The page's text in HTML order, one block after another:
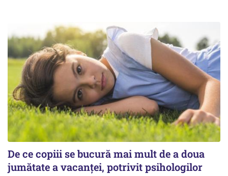
De ce copiii se bucură mai mult de a doua
jumătate a vacanței, potrivit psihologilor